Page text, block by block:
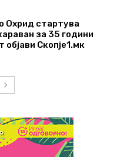
Охрид стартува
за 35 години
објави Скопје1.мк